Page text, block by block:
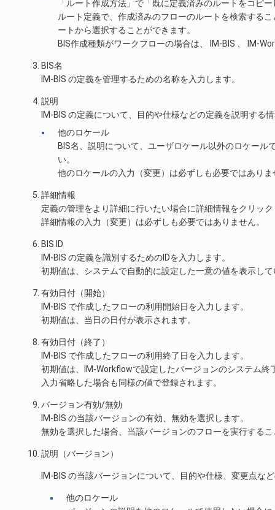
「ルート作成方法」で「既に定義済みのルートをコピ
ルート定義で、作成済みのフローのルートを検索する
ートから選択することができます。
BIS作成種類がワークフローの場合は、 IM-BIS 、 IM-
BIS名
IM-BIS の定義を管理するための名称を入力します。
説明
IM-BIS の定義について、目的や仕様などの定義を説明する
他のロケール
BIS名、説明について、ユーザロケール以外のロケー
い。
他のロケールの入力（変更）は必ずしも必要ではありま
詳細情報
定義の管理をより詳細に行いたい場合に詳細情報をクリッ
詳細情報の入力（変更）は必ずしも必要ではありません。
BIS ID
IM-BIS の定義を識別するためのIDを入力します。
初期値は、システムで自動的に設定した一意の値を表示し
有効日付（開始）
IM-BIS で作成したフローの利用開始日を入力します。
初期値は、当日の日付が表示されます。
有効日付（終了）
IM-BIS で作成したフローの利用終了日を入力します。
初期値は、IM-Workflowで設定したバージョンのシステム
入力省略した場合も同様の値で登録されます。
バージョン有効/無効
IM-BIS の当該バージョンの有効、無効を選択します。
無効を選択した場合、当該バージョンのフローを実行する
説明（バージョン）
IM-BIS の当該バージョンについて、目的や仕様、変更点な
他のロケール